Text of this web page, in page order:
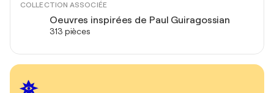
COLLECTION ASSOCIÉE
Oeuvres inspirées de Paul Guiragossian
313 pièces